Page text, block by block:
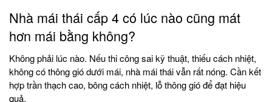
Nhà mái thái cấp 4 có lúc nào cũng mát
hơn mái bằng không?
Không phải lúc nào. Nếu thi công sai kỹ thuật, thiếu cách nhiệt,
không có thông gió dưới mái, nhà mái thái vẫn rất nóng. Cần kết
hợp trần thạch cao, bông cách nhiệt, lỗ thông gió để đạt hiệu
quả.